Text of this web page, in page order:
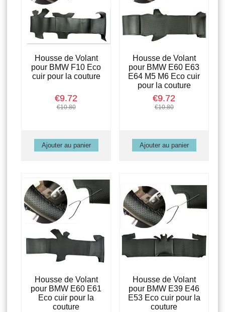
Housse de Volant
pour BMW F10 Eco
cuir pour la couture
€9.72
€10.80
Housse de Volant
pour BMW E60 E63
E64 M5 M6 Eco cuir
pour la couture
€9.72
€10.80
Housse de Volant
pour BMW E60 E61
Eco cuir pour la
couture
Housse de Volant
pour BMW E39 E46
E53 Eco cuir pour la
couture